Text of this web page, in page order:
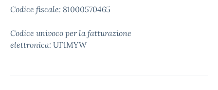
Codice fiscale: 81000570465
Codice univoco per la fatturazione
elettronica: UF1MYW